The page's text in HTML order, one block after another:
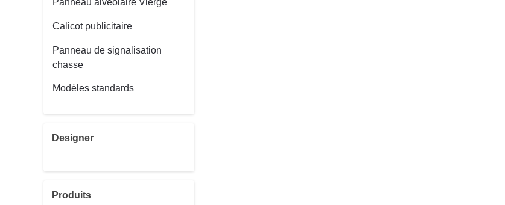
Calicot publicitaire
Panneau de signalisation
chasse
Modèles standards
Designer
Produits